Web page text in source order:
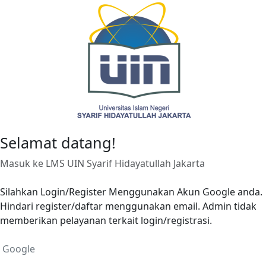
Lewati ke konten utama
Selamat datang!
Masuk ke LMS UIN Syarif Hidayatullah Jakarta
Silahkan Login/Register Menggunakan Akun Google anda.
Hindari register/daftar menggunakan email. Admin tidak
memberikan pelayanan terkait login/registrasi.
Google